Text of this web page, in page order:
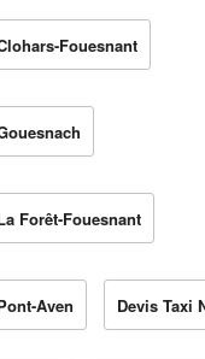
Fouesnant
Forêt-Fouesnant
Aven Devis Taxi